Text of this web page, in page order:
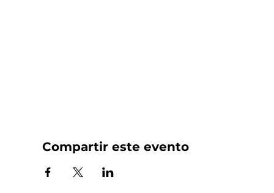
Compartir este evento